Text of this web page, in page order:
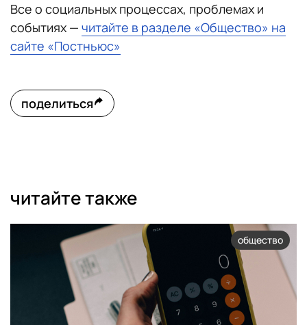
Все о социальных процессах, проблемах и
событиях — читайте в разделе «Общество» на
сайте «Постньюс»
поделиться
читайте также
общество